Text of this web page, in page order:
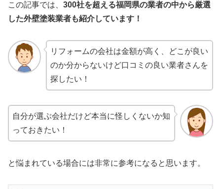
この記事では、 300社を超える福岡県の業者の中から厳選
した外壁塗装業者も紹介しています！
リフォームの会社は金額が高く、どこが良い
のか分からないけど口コミの良い業者さんを
探したい！
自分が選ぶ会社だけど本当に怪しくないか知
っておきたい！
と悩まれている場合には非常に参考になると思います。